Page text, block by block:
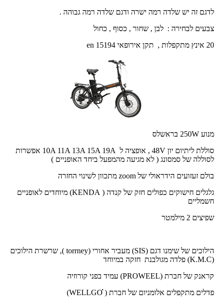
לדגם זה יש שלדה רמה ישרה ודגם שלדה רמה גבוהה .
צבעים לבחירה : לבן , שחור , כסוף , כחול
20 אינץ מתקפלות , תקן אירופאי en 15194
מנוע 250W בראשלס
סוללת ליתיום יון 48V , אופציה ל 10A 11A 13A 15A 19A אפשרות
לסוללה של סמסונג ( לא מגיעה מהמפעל ביחד האופניים )
בולם זעזועים הידראולי של zoom מתכוון לשינוי החזרה
גלגלים חישוקים כפולים חזק של קנדה ( KENDA) מיוחדים לאופניים
חשמליים
שפיצים 2 מילמטר
הילוכים של שימנו דגם (SIS) מעביר אחורי (torrney ), שרשרת הילוכים
(K.M.C) פלדה מגולבנת חזקה במיוחד
קראנק של חברת (PROWEEL) עמיד בפני קורוזיה
פדלים מתקפלים אלומניום של חברת ( ׂWELLGOׁׁׁׁׂׂׂׂ)